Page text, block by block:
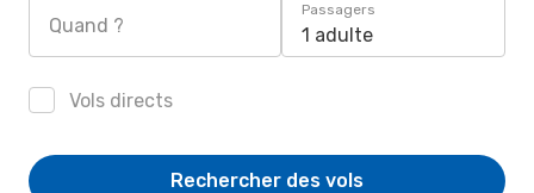
Quand ?
Passagers
1 adulte
Vols directs
Rechercher des vols